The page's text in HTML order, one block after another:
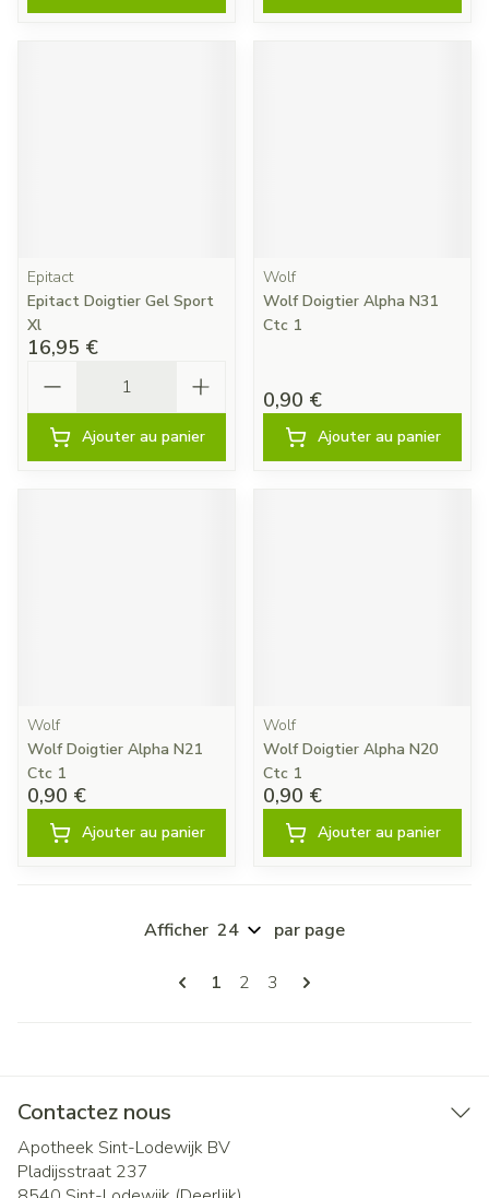
Epitact
Epitact Doigtier Gel Sport
Xl
16,95 €
Ajouter au panier
Wolf
Wolf Doigtier Alpha N31
Ctc 1
0,90 €
Ajouter au panier
Wolf
Wolf Doigtier Alpha N21
Ctc 1
0,90 €
Ajouter au panier
Wolf
Wolf Doigtier Alpha N20
Ctc 1
0,90 €
Ajouter au panier
Pages
Vous lisez actuellement la page
1 Page
2 Page
3
Afficher par page
Contactez nous
Apotheek Sint-Lodewijk BV
Pladijsstraat 237